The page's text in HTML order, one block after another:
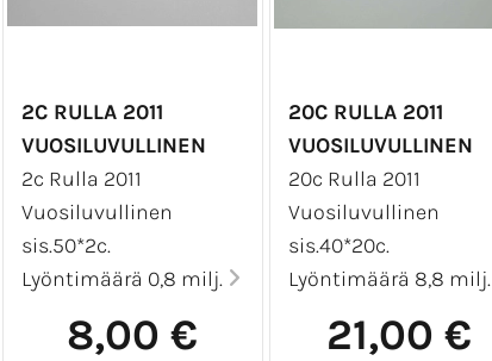
2C RULLA 2011
VUOSILUVULLINEN
2c Rulla 2011
Vuosiluvullinen
sis.50*2c.
Lyöntimäärä 0,8 milj.
8,00 €
20C RULLA 2011
VUOSILUVULLINEN
20c Rulla 2011
Vuosiluvullinen
sis.40*20c.
Lyöntimäärä 8,8 milj.
21,00 €